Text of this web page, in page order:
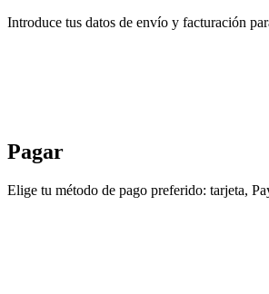
Introduce tus datos de envío y facturación
Pagar
Elige tu método de pago preferido: tarjeta,